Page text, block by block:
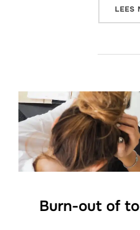
LEES
Burn-out of